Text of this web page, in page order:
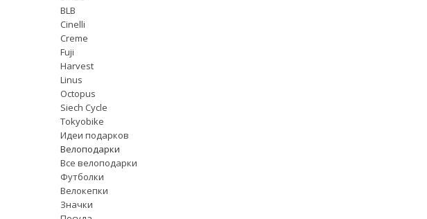
BLB
Cinelli
Creme
Fuji
Harvest
Linus
Octopus
Siech Cycle
Tokyobike
Идеи подарков
Велоподарки
Все велоподарки
Футболки
Велокепки
Значки